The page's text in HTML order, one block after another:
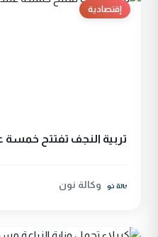
إقتصادية
تربية النجف تفتتح
وكالة نون